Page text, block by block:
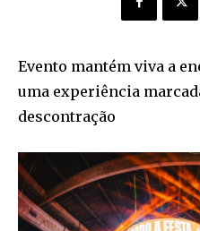
Evento mantém viva a
uma experiência
descontração